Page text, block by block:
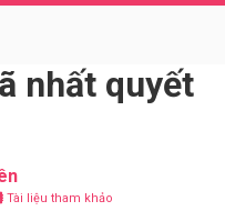
nhất quyết
Tài liệu tham khảo